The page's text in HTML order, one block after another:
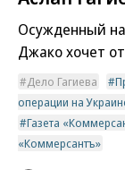
Осужденный
Джако хочет
Дело Гагиева
операции на
Газета
«Коммерсантъ»